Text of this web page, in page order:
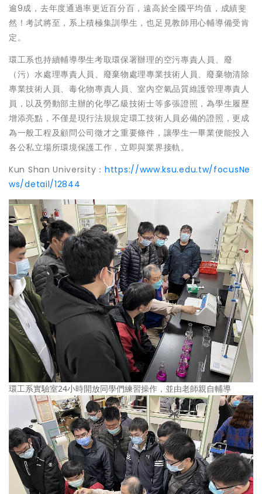
逾9成，去年度通過率更近百分百，遠高於全國平均值，成績斐
然！考試將至，系上積極集訓學生，也足見教師用心輔導備受肯
定。
環工系也持續輔導學生考取環保署辦理的空污專責人員、廢
（污）水處理專責人員、廢棄物處理專業技術人員、廢棄物清除
專業技術人員、毒化物專責人員、室內空氣品質維護管理專責人
員，以及勞動部主辦的化學乙級技術士等多張證照，為學生履歷
增添亮點，不僅是現行法規規定環工技術人員必備的證照，更成
為一般工程及顧問公司徵才之重要條件，讓學生一畢業便能投入
各公私立場所環境保護工作，立即與業界接軌。
Kun Shan University： https://www.ksu.edu.tw/focusNe
ws/detail/12844
環工系實驗室24小時開放同學們練習操作，並由老師親自輔導